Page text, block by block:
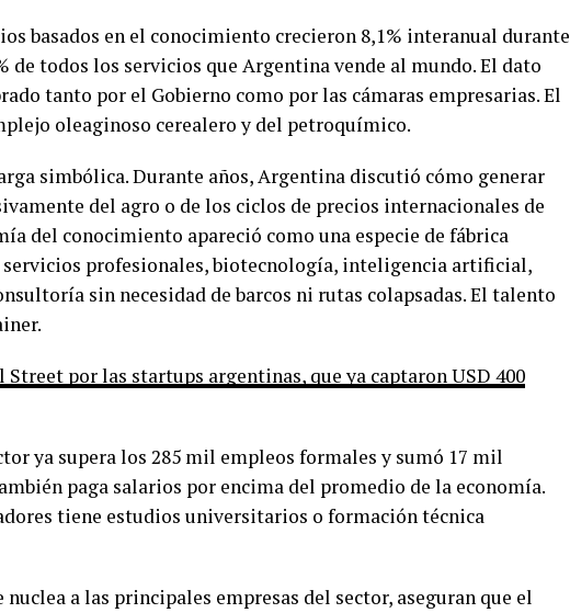
basados en el conocimiento crecieron 8,1% interanual durante
de todos los servicios que Argentina vende al mundo. El dato
tanto por el Gobierno como por las cámaras empresarias. El
oleaginoso cerealero y del petroquímico.
simbólica. Durante años, Argentina discutió cómo generar
del agro o de los ciclos de precios internacionales de
del conocimiento apareció como una especie de fábrica
profesionales, biotecnología, inteligencia artificial,
sin necesidad de barcos ni rutas colapsadas. El talento
Street por las startups argentinas, que ya captaron USD 400
ya supera los 285 mil empleos formales y sumó 17 mil
paga salarios por encima del promedio de la economía.
tiene estudios universitarios o formación técnica
a las principales empresas del sector, aseguran que el